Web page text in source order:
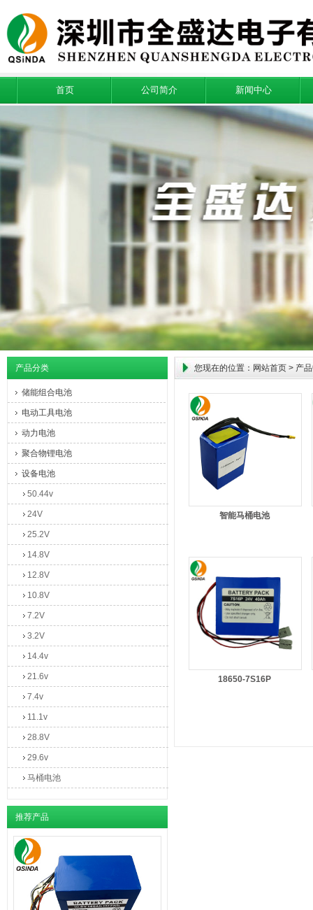
首页 公司简介 新闻中心
产品分类
储能组合电池
电动工具电池
动力电池
聚合物锂电池
设备电池
50.44v
24V
25.2V
14.8V
12.8V
10.8V
7.2V
3.2V
14.4v
21.6v
7.4v
11.1v
28.8V
29.6v
马桶电池
推荐产品
您现在的位置： 网站首页 > 产
智能马桶电池
18650-7S16P